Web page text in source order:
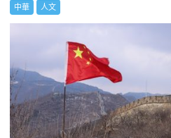
中華 人文